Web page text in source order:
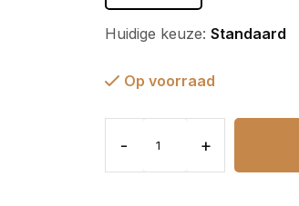
Huidige keuze: Standaard
Op voorraad
- +